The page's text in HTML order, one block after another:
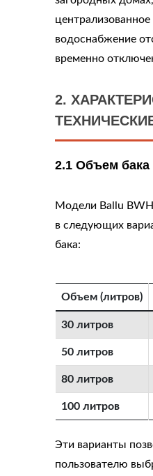
централизованное
водоснабжение
временно
2.
2.1 Объем бака
Модели Ballu
в следующих
бака:
Объем (литров)
30 литров
50 литров
80 литров
100 литров
Эти варианты
пользователю